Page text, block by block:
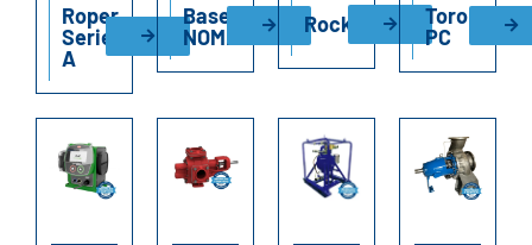
Roper
Serie
A
Base
NOMET
Rockworx
Toro
PC